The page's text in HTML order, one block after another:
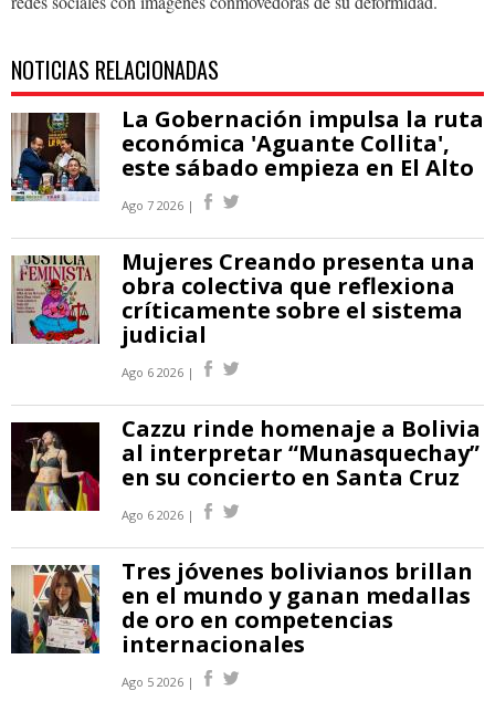
NOTICIAS RELACIONADAS
La Gobernación impulsa la ruta
económica 'Aguante Collita',
este sábado empieza en El Alto
Ago 7 2026 |
Mujeres Creando presenta una
obra colectiva que reflexiona
críticamente sobre el sistema
judicial
Ago 6 2026 |
Cazzu rinde homenaje a Bolivia
al interpretar “Munasquechay”
en su concierto en Santa Cruz
Ago 6 2026 |
Tres jóvenes bolivianos brillan
en el mundo y ganan medallas
de oro en competencias
internacionales
Ago 5 2026 |